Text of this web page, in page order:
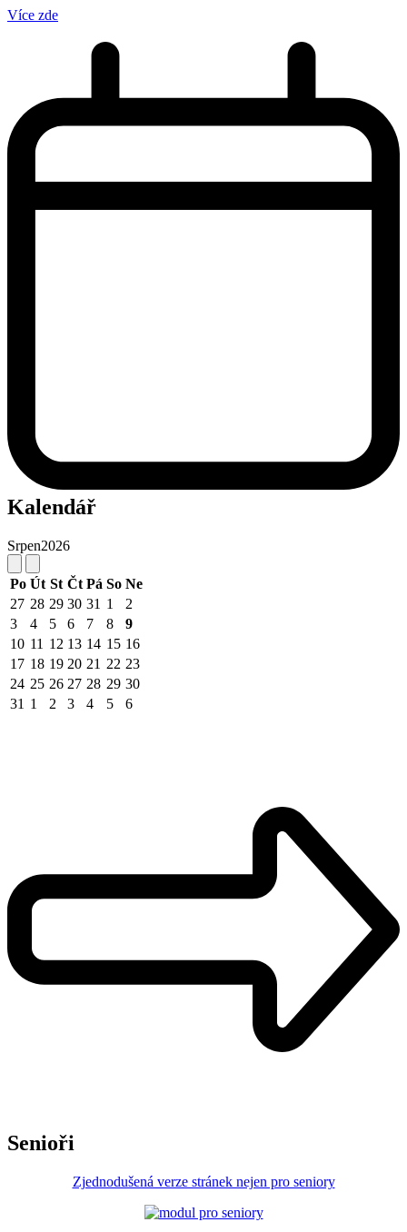
Více zde
Kalendář
Srpen2026
Po Út St Čt Pá So Ne
27 28 29 30 31 1
2
3
4 5 6 7 8
9
10 11 12 13 14 15 16
17 18 19 20 21 22 23
24 25 26 27 28 29 30
31 1 2 3 4 5 6
Senioři
Zjednodušená verze stránek nejen pro seniory